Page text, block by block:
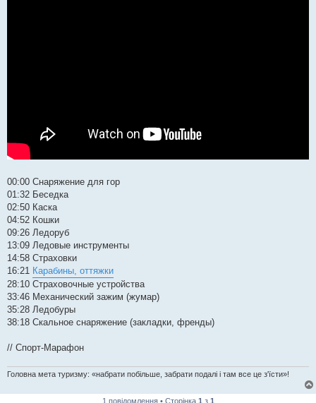
00:00​ Снаряжение для гор
01:32​ Беседка
02:50​ Каска
04:52​ Кошки
09:26​ Ледоруб
13:09​ Ледовые инструменты
14:58​ Страховки
16:21​ Карабины, оттяжки
28:10​ Страховочные устройства
33:46​ Механический зажим (жумар)
35:28​ Ледобуры
38:18​ Скальное снаряжение (закладки, френды)
// Спорт-Марафон
Головна мета туризму: «набрати побільше, забрати подалі і там все це з'їсти»!
1 повідомлення • Сторінка 1 з 1